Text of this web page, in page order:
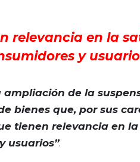
relevancia en la
y
ampliación de la
bienes que, por sus
tienen relevancia en
usuarios”.